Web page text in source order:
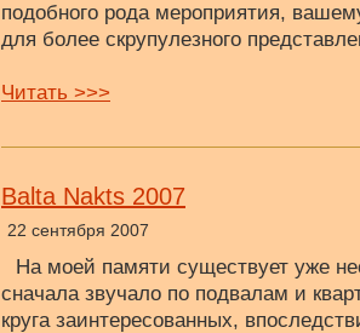
подобного рода мероприятия,
для более скрупулезного
Читать >>>
Balta Nakts 2007
22 сентября 2007
На моей памяти существует уже
сначала звучало по подвалам и
круга заинтересованных,